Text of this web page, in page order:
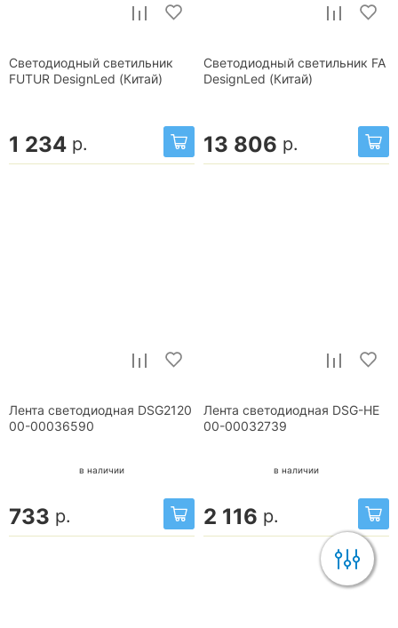
Светодиодный светильник
FUTUR DesignLed (Китай)
1 234 р.
Светодиодный светильник FA
DesignLed (Китай)
13 806 р.
Лента светодиодная DSG2120
00-00036590
в наличии
733 р.
Лента светодиодная DSG-HE
00-00032739
в наличии
2 116 р.